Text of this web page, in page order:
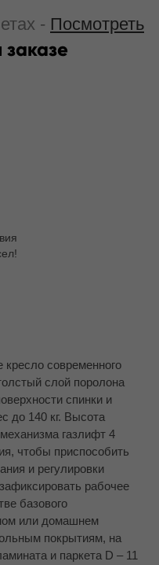
- Посмотреть
современного
слой поролона
спинки и
до 140 кг. Высота
газлифт 4
чтобы приспособить
и регулировки
рабочее
базового
или домашнем
покрытиям, на
и паркета D – 11